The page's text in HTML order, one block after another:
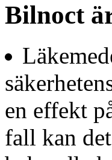
Bilnoct
en effekt
fall kan